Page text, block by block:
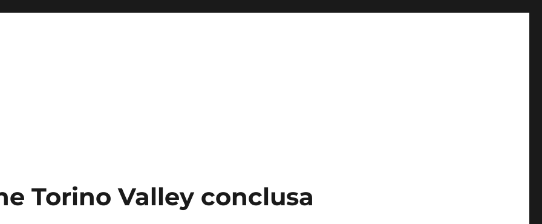
Torino Valley conclusa